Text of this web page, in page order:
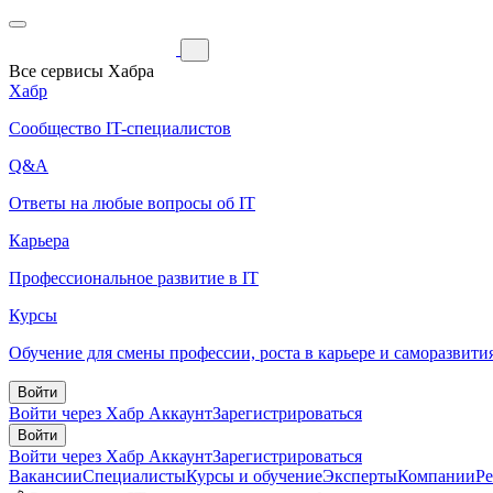
Все сервисы Хабра
Хабр
Сообщество IT-специалистов
Q&A
Ответы на любые вопросы об IT
Карьера
Профессиональное развитие в IT
Курсы
Обучение для смены профессии, роста в карьере и
Войти
Войти через Хабр АккаунтЗарегистрироваться
Войти
Войти через Хабр АккаунтЗарегистрироваться
ВакансииСпециалистыКурсы и обучениеЭкспертыКомпании